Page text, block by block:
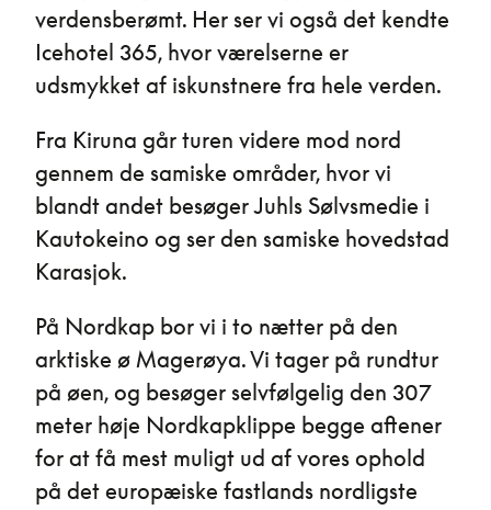
verdensberømt. Her ser vi også det kendte
Icehotel 365, hvor værelserne er
udsmykket af iskunstnere fra hele verden.
Fra Kiruna går turen videre mod nord
gennem de samiske områder, hvor vi
blandt andet besøger Juhls Sølvsmedie i
Kautokeino og ser den samiske hovedstad
Karasjok.
På Nordkap bor vi i to nætter på den
arktiske ø Magerøya. Vi tager på rundtur
på øen, og besøger selvfølgelig den 307
meter høje Nordkapklippe begge aftener
for at få mest muligt ud af vores ophold
på det europæiske fastlands nordligste